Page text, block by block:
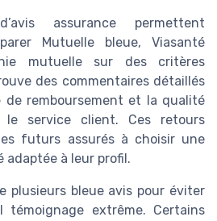
assurance permettent
Mutuelle bleue, Viasanté
mutuelle sur des critères
des commentaires détaillés
de remboursement et la qualité
le service client. Ces retours
futurs assurés à choisir une
adaptée à leur profil.
plusieurs bleue avis pour éviter
extrême. Certains